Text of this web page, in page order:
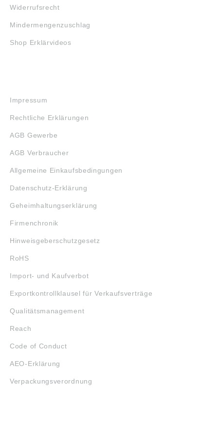
Widerrufsrecht
Mindermengenzuschlag
Shop Erklärvideos
Impressum
Rechtliche Erklärungen
AGB Gewerbe
AGB Verbraucher
Allgemeine Einkaufsbedingungen
Datenschutz-Erklärung
Geheimhaltungserklärung
Firmenchronik
Hinweisgeberschutzgesetz
RoHS
Import- und Kaufverbot
Exportkontrollklausel für Verkaufsverträge
Qualitätsmanagement
Reach
Code of Conduct
AEO-Erklärung
Verpackungsverordnung